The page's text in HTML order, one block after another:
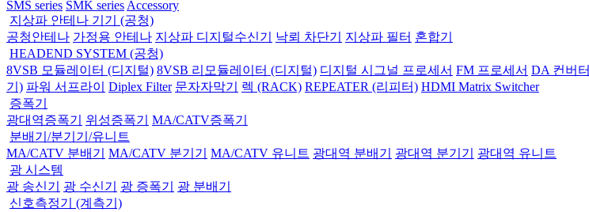
SMS series SMK series Accessory
지상파 안테나 기기 (공청)
공청안테나 가정용 안테나 지상파 디지털수신기 낙뢰 차단기 지상파 필터 혼합기
HEADEND SYSTEM (공청)
8VSB 모듈레이터 (디지털) 8VSB 리모듈레이터 (디지털) 디지털 시그널 프로세서 FM 프로세서 DA 컨버터
기) 파워 서프라이 Diplex Filter 문자자막기 렉 (RACK) REPEATER (리피터) HDMI Matrix Switcher
증폭기
광대역증폭기
위성증폭기
MA/CATV증폭기
분배기/분기기/유니트
MA/CATV 분배기
MA/CATV 분기기 MA/CATV 유니트 광대역 분배기 광대역 분기기
광대역 유니트
광 시스템
광 송신기
광 수신기 광 증폭기
광 분배기
신호측정기 (계측기)